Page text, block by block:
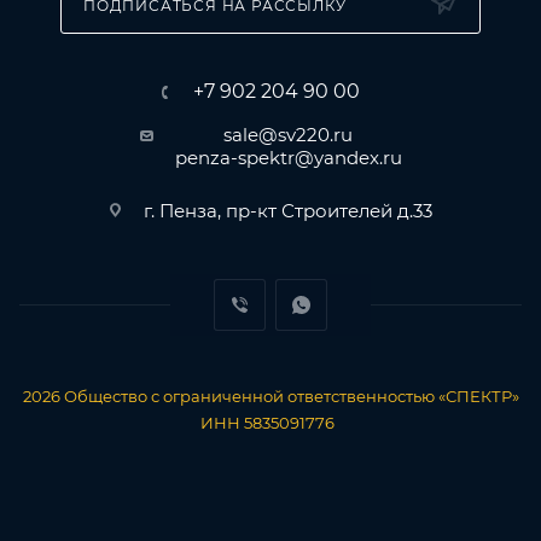
ПОДПИСАТЬСЯ НА РАССЫЛКУ
+7 902 204 90 00
sale@sv220.ru
penza-spektr@yandex.ru
г. Пенза, пр-кт Строителей д.33
2026 Общество с ограниченной ответственностью «СПЕКТР»
ИНН 5835091776